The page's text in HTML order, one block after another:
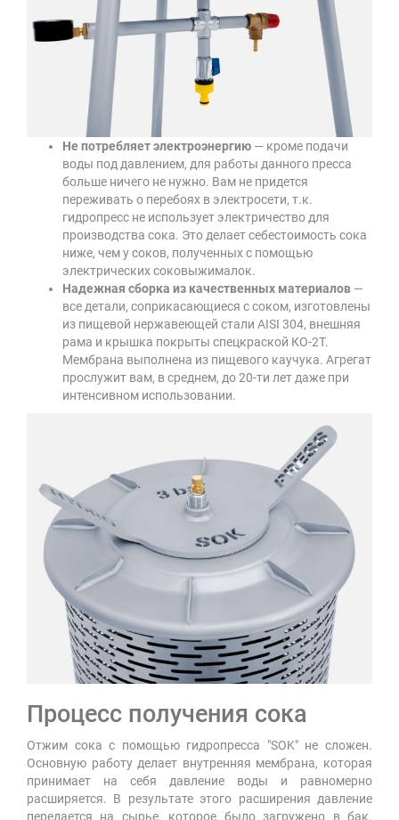
Не потребляет электроэнергию — кроме подачи
воды под давлением, для работы данного пресса
больше ничего не нужно. Вам не придется
переживать о перебоях в электросети, т.к.
гидропресс не использует электричество для
производства сока. Это делает себестоимость сока
ниже, чем у соков, полученных с помощью
электрических соковыжималок.
Надежная сборка из качественных материалов —
все детали, соприкасающиеся с соком, изготовлены
из пищевой нержавеющей стали AISI 304, внешняя
рама и крышка покрыты спецкраской КО-2Т.
Мембрана выполнена из пищевого каучука. Агрегат
прослужит вам, в среднем, до 20-ти лет даже при
интенсивном использовании.
Процесс получения сока
Отжим сока с помощью гидропресса "SOK" не сложен.
Основную работу делает внутренняя мембрана, которая
принимает на себя давление воды и равномерно
расширяется. В результате этого расширения давление
передается на сырье, которое было загружено в бак.